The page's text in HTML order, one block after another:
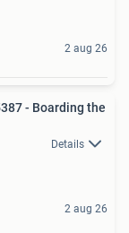
2 aug 26
- Boarding the
Details
2 aug 26